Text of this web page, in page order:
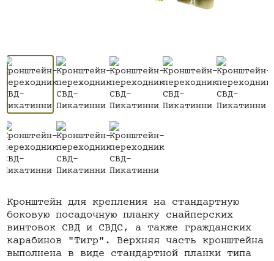
Кронштейн для крепления на стандартную
боковую посадочную планку снайперских
винтовок СВД и СВДС, а также гражданских
карабинов "Тигр". Верхняя часть кронштейна
выполнена в виде стандартной планки типа